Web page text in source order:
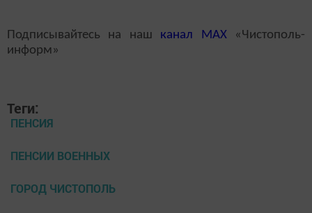
Подписывайтесь на наш канал MAX«Чистополь-
информ»
Теги:
ПЕНСИЯ
ПЕНСИИ ВОЕННЫХ
ГОРОД ЧИСТОПОЛЬ